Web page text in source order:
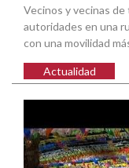
Vecinos y vecinas
autoridades en una
con una movilidad
Actualidad